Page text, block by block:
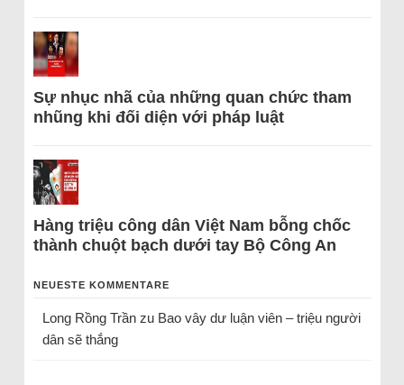
Sự nhục nhã của những quan chức tham
nhũng khi đối diện với pháp luật
Hàng triệu công dân Việt Nam bỗng chốc
thành chuột bạch dưới tay Bộ Công An
NEUESTE KOMMENTARE
Long Rồng Trầnzu Bao vây dư luận viên – triệu người
dân sẽ thắng